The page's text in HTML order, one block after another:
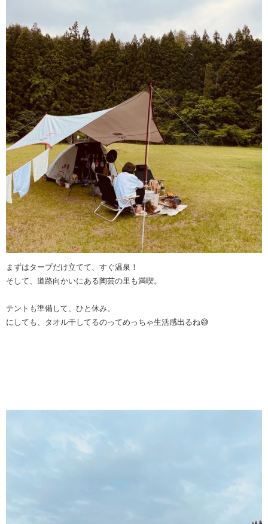
まずはタープだけ立てて、すぐ温泉！
そして、道路向かいにある陶芸の里も満喫。
テントも準備して、ひと休み。
にしても、タオル干してるのってめっちゃ生活感出るね😅